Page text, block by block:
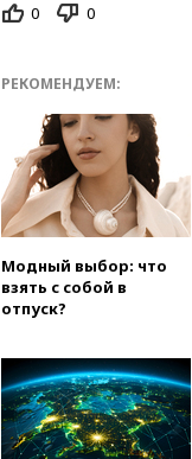
0 0
РЕКОМЕНДУЕМ:
Модный выбор: что
взять с собой в
отпуск?